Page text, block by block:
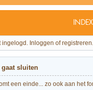
INDEX
ingelogd. Inloggen of registreren.
gaat sluiten
een einde... zo ook aan het